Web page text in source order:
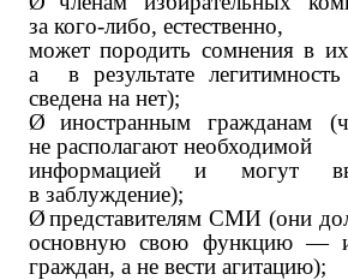
за кого-либо, естественно,
может породить сомнения в
а в результате
сведена на нет);
Ø
иностранным гражданам
не располагают необходимой
информацией и могут
в заблуждение);
Øпредставителям СМИ (они
основную свою функцию —
граждан, а не вести агитацию);